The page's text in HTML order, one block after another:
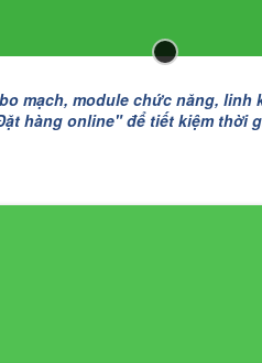
mạch, module chức năng, linh
hàng online" để tiết kiệm thời